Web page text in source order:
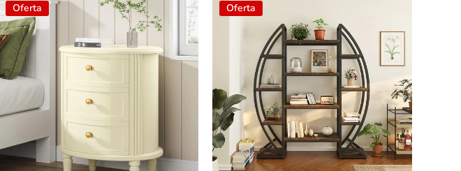
Oferta Oferta